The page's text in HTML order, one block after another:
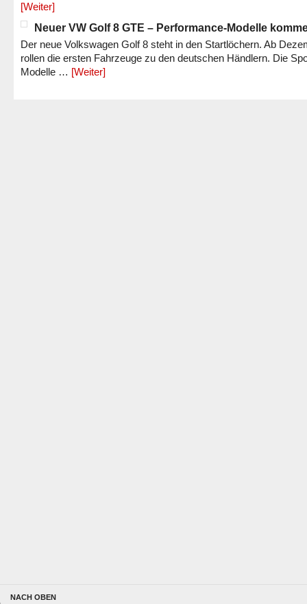
[Weiter]
Neuer VW Golf 8 GTE – Performance-Modelle
Der neue Volkswagen Golf 8 steht in den Startlöchern. Ab
rollen die ersten Fahrzeuge zu den deutschen Händlern. Die
Modelle … [Weiter]
NACH OBEN